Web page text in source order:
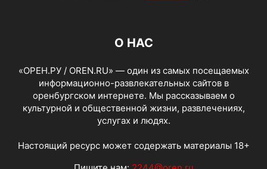
О НАС
«ОРЕН.РУ / OREN.RU» — один из самых посещаемых
информационно-развлекательных сайтов в
оренбургском интернете. Мы рассказываем о
культурной и общественной жизни, развлечениях,
услугах и людях.
Настоящий ресурс может содержать материалы 18+